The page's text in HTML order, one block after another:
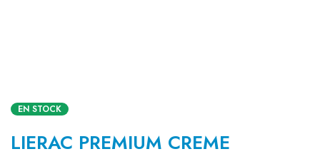
EN STOCK
LIERAC PREMIUM CREME